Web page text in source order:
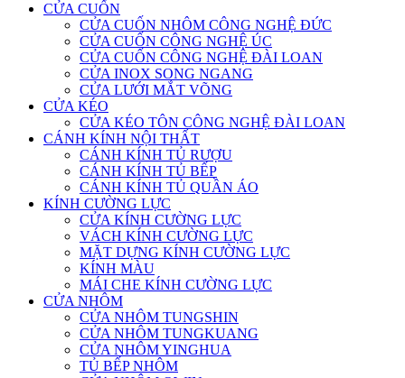
CỬA CUỐN
CỬA CUỐN NHÔM CÔNG NGHỆ ĐỨC
CỬA CUỐN CÔNG NGHỆ ÚC
CỬA CUỐN CÔNG NGHỆ ĐÀI LOAN
CỬA INOX SONG NGANG
CỬA LƯỚI MẮT VÕNG
CỬA KÉO
CỬA KÉO TÔN CÔNG NGHỆ ĐÀI LOAN
CÁNH KÍNH NỘI THẤT
CÁNH KÍNH TỦ RƯỢU
CÁNH KÍNH TỦ BẾP
CÁNH KÍNH TỦ QUẦN ÁO
KÍNH CƯỜNG LỰC
CỬA KÍNH CƯỜNG LỰC
VÁCH KÍNH CƯỜNG LỰC
MẶT DỰNG KÍNH CƯỜNG LỰC
KÍNH MÀU
MÁI CHE KÍNH CƯỜNG LỰC
CỬA NHÔM
CỬA NHÔM TUNGSHIN
CỬA NHÔM TUNGKUANG
CỬA NHÔM YINGHUA
TỦ BẾP NHÔM